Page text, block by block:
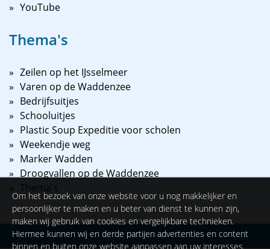
YouTube
Thema's
Zeilen op het IJsselmeer
Varen op de Waddenzee
Bedrijfsuitjes
Schooluitjes
Plastic Soup Expeditie voor scholen
Weekendje weg
Marker Wadden
Droogvallen op de Waddenzee
Thema's
©2026NAUPAR
Om het bezoek van onze website voor u nog makkelijker en
persoonlijker te maken en u beter van dienst te kunnen zijn,
maken wij gebruik van cookies en vergelijkbare technieken.
Hiermee kunnen wij en derde partijen advertenties en content
binnen en buiten onze website aanpassen aan uw interesses.